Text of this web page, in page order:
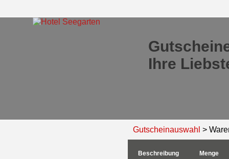
Ihre
Gutscheinauswahl >
Beschreibung Menge